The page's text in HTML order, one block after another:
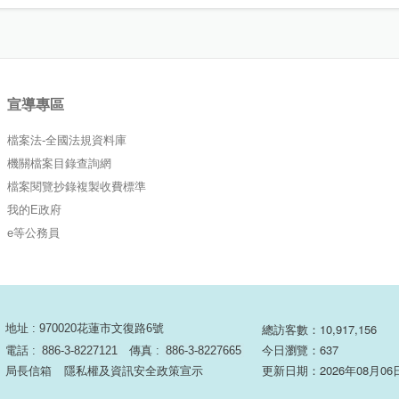
宣導專區
檔案法-全國法規資料庫
機關檔案目錄查詢網
檔案閱覽抄錄複製收費標準
我的E政府
e等公務員
地址 : 970020花蓮市文復路6號
電話 : 886-3-8227121 傳真 : 886-3-8227665
局長信箱
隱私權及資訊安全政策宣示
總訪客數：10,917,156
今日瀏覽：637
更新日期：2026年08月06